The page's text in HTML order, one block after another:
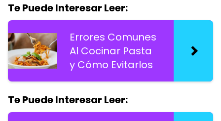
Te Puede Interesar Leer:
Errores Comunes
Al Cocinar Pasta
y Cómo Evitarlos
Te Puede Interesar Leer: